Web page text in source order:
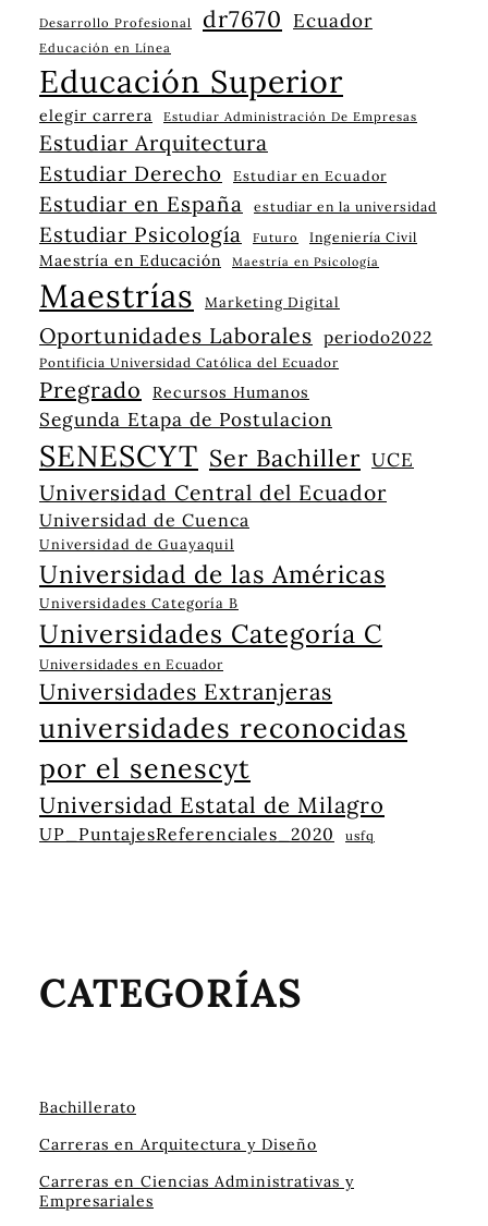
Desarrollo Profesional dr7670 Ecuador
Educación en Línea
Educación Superior
elegir carrera Estudiar Administración De Empresas
Estudiar Arquitectura
Estudiar Derecho
Estudiar en Ecuador
Estudiar en España estudiar en la universidad
Estudiar Psicología Futuro Ingeniería Civil
Maestría en Educación Maestría en Psicología
Maestrías Marketing Digital
Oportunidades Laborales periodo2022
Pontificia Universidad Católica del Ecuador
Pregrado Recursos Humanos
Segunda Etapa de Postulacion
SENESCYT Ser Bachiller UCE
Universidad Central del Ecuador
Universidad de Cuenca
Universidad de Guayaquil
Universidad de las Américas
Universidades Categoría B
Universidades Categoría C
Universidades en Ecuador
Universidades Extranjeras
universidades reconocidas
por el senescyt
Universidad Estatal de Milagro
UP_PuntajesReferenciales_2020 usfq
CATEGORÍAS
Bachillerato
Carreras en Arquitectura y Diseño
Carreras en Ciencias Administrativas y
Empresariales